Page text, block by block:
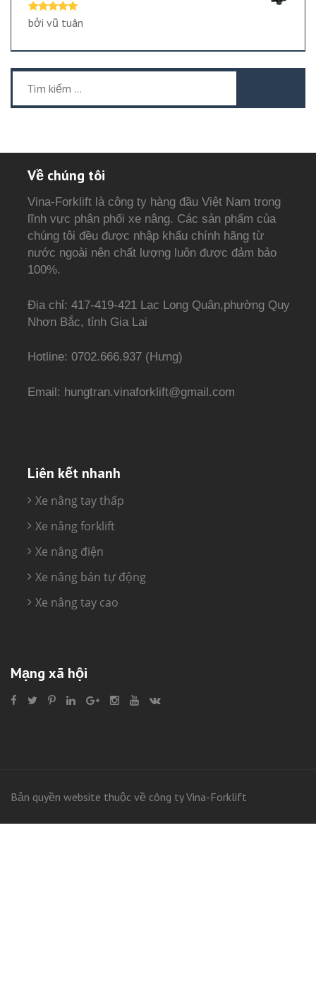
Được xếp
hạng 55
bởi vũ tuân
kiếm
cho:
Về chúng tôi
Vina-Forklift là công ty hàng đầu Việt Nam trong
lĩnh vực phân phối xe nâng. Các sản phẩm của
chúng tôi đều được nhập khẩu chính hãng từ
nước ngoài nên chất lượng luôn được đảm bảo
100%.
Địa chỉ: 417-419-421 Lạc Long Quân,phường Quy
Nhơn Bắc, tỉnh Gia Lai
Hotline: 0702.666.937 (Hưng)
Email: hungtran.vinaforklift@gmail.com
Liên kết nhanh
Xe nâng tay thấp
Xe nâng forklift
Xe nâng điện
Xe nâng bán tự động
Xe nâng tay cao
Mạng xã hội
Bản quyền website thuộc về công ty Vina-Forklift